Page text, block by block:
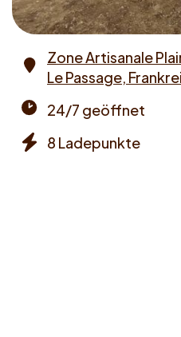
Address
Zone Artisanale
Le Passage,
times
24/7 geöffnet
8 Ladepunkte